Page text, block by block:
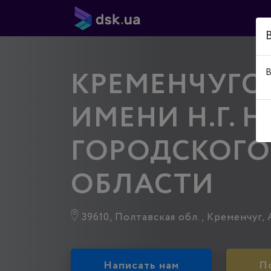
ИМЕНИ Н.Г.
ОБЛАСТИ
39610, Полтавская обл., Кременчуг,
Написать нам